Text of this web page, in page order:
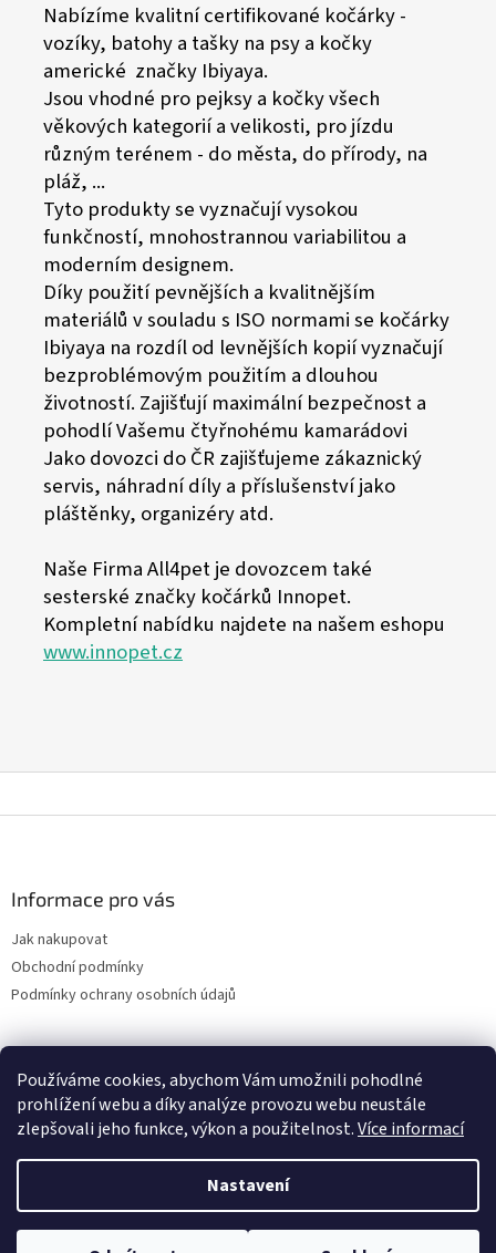
Používáme cookies, abychom Vám umožnili pohodlné
prohlížení webu a díky analýze provozu webu neustále
zlepšovali jeho funkce, výkon a použitelnost.Více informací
Nastavení
Nabízíme kvalitní certifikované kočárky -
vozíky, batohy a tašky na psy a kočky
americké značky Ibiyaya.
Jsou vhodné pro pejksy a kočky všech
věkových kategorií a velikosti, pro jízdu
různým terénem - do města, do přírody, na
pláž, ...
Tyto produkty se vyznačují vysokou
funkčností, mnohostrannou variabilitou a
moderním designem.
Díky použití pevnějších a kvalitnějším
materiálů v souladu s ISO normami se kočárky
Ibiyaya na rozdíl od levnějších kopií vyznačují
bezproblémovým použitím a dlouhou
životností. Zajišťují maximální bezpečnost a
pohodlí Vašemu čtyřnohému kamarádovi
Jako dovozci do ČR zajišťujeme zákaznický
servis, náhradní díly a příslušenství jako
pláštěnky, organizéry atd.
Naše Firma All4pet je dovozcem také
sesterské značky kočárků Innopet.
Kompletní nabídku najdete na našem eshopu
www.innopet.cz
Informace pro vás
Jak nakupovat
Obchodní podmínky
Podmínky ochrany osobních údajů
PartyBoom.cz Veroo Piercing Veroo Studio
Vytvořil Shoptet